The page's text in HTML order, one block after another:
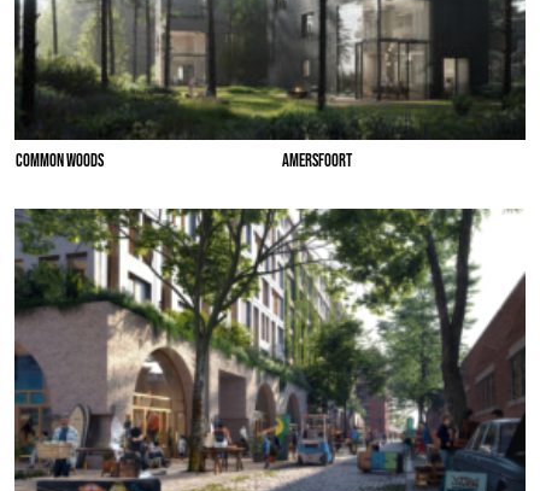
COMMON WOODS AMERSFOORT